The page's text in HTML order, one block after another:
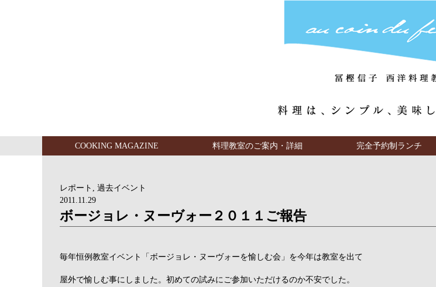
COOKING MAGAZINE 料理教室のご案内・詳細 完全予約制ランチ
レポート
過去イベント
2011.11.29
ボージョレ・ヌーヴォー２０１１ご報告
毎年恒例教室イベント「ボージョレ・ヌーヴォーを愉しむ会」を今年は教室を出て
屋外で愉しむ事にしました。初めての試みにご参加いただけるのか不安でした。